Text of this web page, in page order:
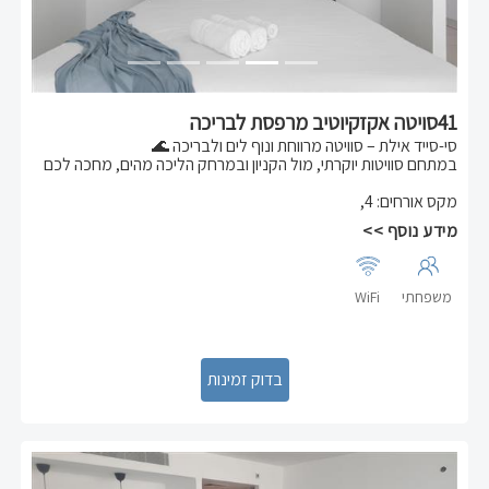
41סויטה אקזקיוטיב מרפסת לבריכה
סי-סייד אילת – סוויטה מרווחת ונוף לים ולבריכה 🌊
במתחם סוויטות יוקרתי, מול הקניון ובמרחק הליכה מהים, מחכה לכם
* 🛏️ מיטה זוגית נוחה
נופשים)
* 🍳 מטבח מאובזר: כיריים חשמליות, מקרר גדול, תנור, מיקרוגל
מקס אורחים:
4
,
מידע נוסף >>
משפחתי WiFi